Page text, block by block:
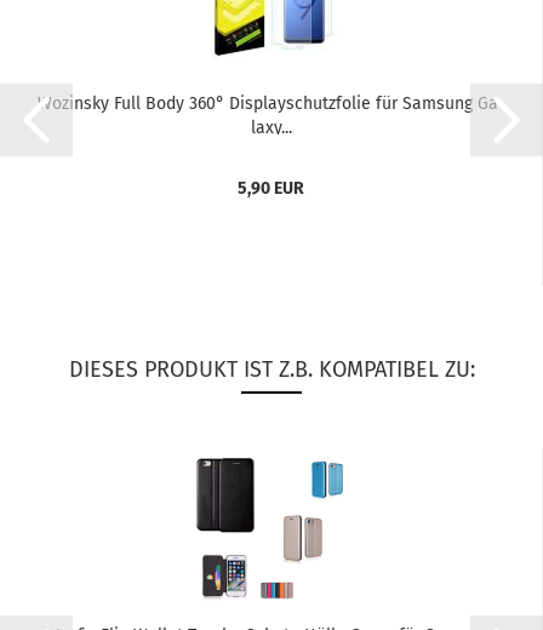
Wo­zin­sky Full Body 360° Dis­play­schutz­fo­lie für Sam­sung Ga­
la­xy...
5,90 EUR
DIESES PRODUKT IST Z.B. KOMPATIBEL ZU: